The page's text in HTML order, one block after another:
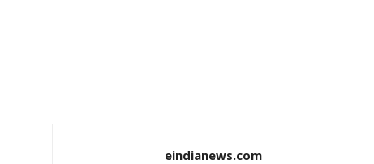
eindianews.com